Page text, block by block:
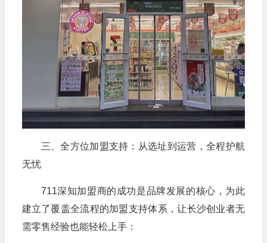
三、全方位加盟支持：从选址到运营，全程护航
无忧
711深知加盟商的成功是品牌发展的核心，为此
建立了覆盖全流程的加盟支持体系，让长沙创业者无
需零售经验也能轻松上手：